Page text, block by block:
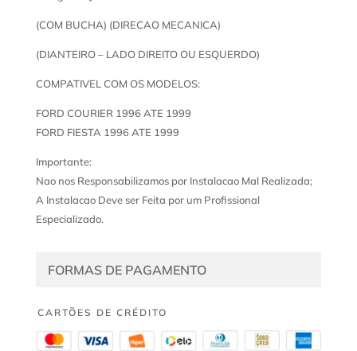
(COM BUCHA) (DIRECAO MECANICA)
(DIANTEIRO – LADO DIREITO OU ESQUERDO)
COMPATIVEL COM OS MODELOS:
FORD COURIER 1996 ATE 1999
FORD FIESTA 1996 ATE 1999
Importante:
Nao nos Responsabilizamos por Instalacao Mal Realizada;
A Instalacao Deve ser Feita por um Profissional
Especializado.
FORMAS DE PAGAMENTO
CARTÕES DE CRÉDITO